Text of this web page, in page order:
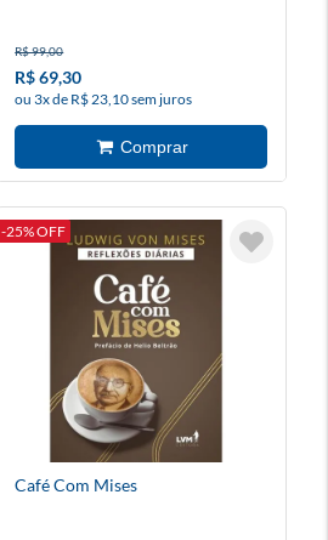
R$ 99,00
R$ 69,30
ou 3x de R$ 23,10 sem juros
-25% OFF
Café Com Mises